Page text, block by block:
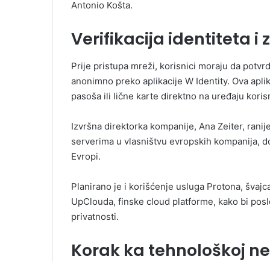
Antonio Košta.
Verifikacija identiteta i
Prije pristupa mreži, korisnici moraju da
anonimno preko aplikacije W Identity. Ova
pasoša ili lične karte direktno na uređaju
Izvršna direktorka kompanije, Ana Zeiter,
serverima u vlasništvu evropskih kompanija,
Evropi.
Planirano je i korišćenje usluga Protona,
UpClouda, finske cloud platforme, kako bi
privatnosti.
Korak ka tehnološkoj